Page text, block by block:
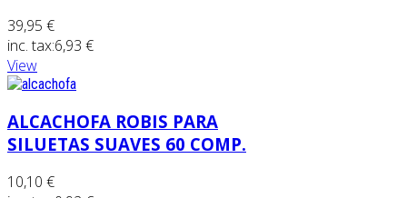
39,95 €
inc. tax:6,93 €
View
ALCACHOFA ROBIS PARA
SILUETAS SUAVES 60 COMP.
10,10 €